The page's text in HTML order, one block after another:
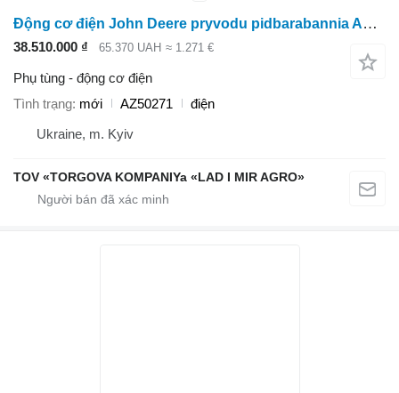
Động cơ điện John Deere pryvodu pidbarabannia AZ50271 dành cho máy gặt đập liên hợp John Deere
38.510.000 ₫ 65.370 UAH ≈ 1.271 €
Phụ tùng - động cơ điện
Tình trạng mới AZ50271
điện
Ukraine, m. Kyiv
TOV «TORGOVA KOMPANIYa «LAD I MIR AGRO»